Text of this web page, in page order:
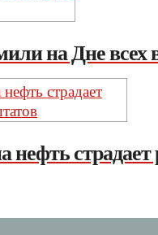
на Дне
нефть